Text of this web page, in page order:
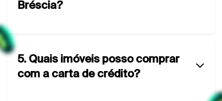
Bréscia?
5. Quais imóveis posso comprar
com a carta de crédito?